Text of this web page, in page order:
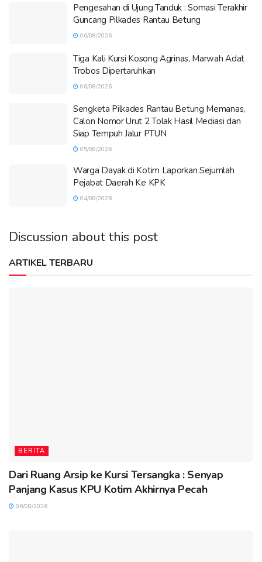
Pengesahan di Ujung Tanduk : Somasi Terakhir
Guncang Pilkades Rantau Betung
06/08/2026
Tiga Kali Kursi Kosong Agrinas, Marwah Adat
Trobos Dipertaruhkan
06/08/2026
Sengketa Pilkades Rantau Betung Memanas,
Calon Nomor Urut 2 Tolak Hasil Mediasi dan
Siap Tempuh Jalur PTUN
05/08/2026
Warga Dayak di Kotim Laporkan Sejumlah
Pejabat Daerah Ke KPK
04/08/2026
Discussion about this post
ARTIKEL TERBARU
BERITA
Dari Ruang Arsip ke Kursi Tersangka : Senyap
Panjang Kasus KPU Kotim Akhirnya Pecah
06/08/2026